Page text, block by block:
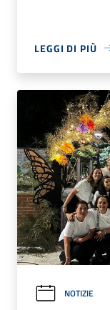
LEGGI DI PIÙ
NOTIZIE